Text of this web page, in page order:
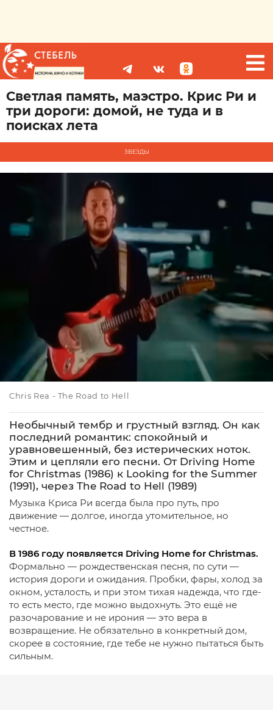
Светлая память, маэстро. Крис Ри и
три дороги: домой, не туда и в
поисках лета
ЗВЕЗДЫ
Chris Rea - The Road to Hell
Необычный тембр и грустный взгляд. Он как
последний романтик: спокойный и
уравновешенный, без истерических ноток.
Этим и цепляли его песни. От Driving Home
for Christmas (1986) к Looking for the Summer
(1991), через The Road to Hell (1989)
Музыка Криса Ри всегда была про путь, про
движение — долгое, иногда утомительное, но
честное.
В 1986 году появляется Driving Home for Christmas.
Формально — рождественская песня, по сути —
история дороги и ожидания. Пробки, фары, холод за
окном, усталость, и при этом тихая надежда, что где-
то есть место, где можно выдохнуть. Это ещё не
разочарование и не ирония — это вера в
возвращение. Не обязательно в конкретный дом,
скорее в состояние, где тебе не нужно пытаться быть
сильным.